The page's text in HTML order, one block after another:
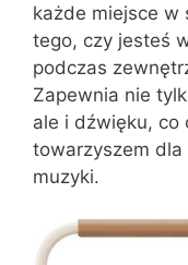
każde miejsce w
tego, czy jesteś
podczas
Zapewnia nie
ale i dźwięku, co
towarzyszem dla
muzyki.